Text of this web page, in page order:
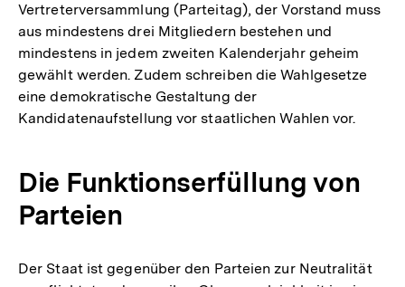
Vertreterversammlung (Parteitag), der Vorstand muss
aus mindestens drei Mitgliedern bestehen und
mindestens in jedem zweiten Kalenderjahr geheim
gewählt werden. Zudem schreiben die Wahlgesetze
eine demokratische Gestaltung der
Kandidatenaufstellung vor staatlichen Wahlen vor.
Die Funktionserfüllung von
Parteien
Der Staat ist gegenüber den Parteien zur Neutralität